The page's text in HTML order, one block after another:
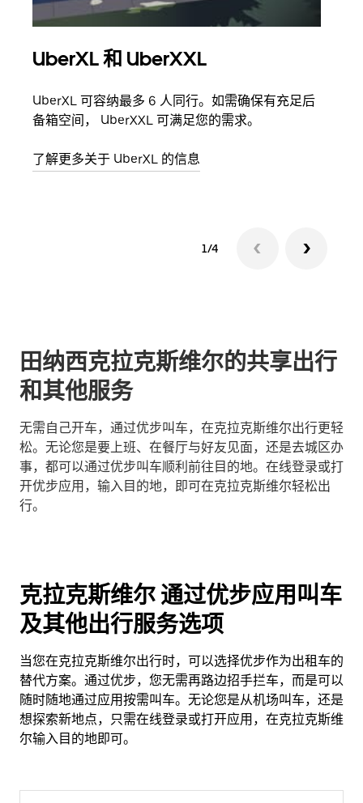
UberXL 和 UberXXL
UberXL 可容纳最多 6 人同行。如需确保有充足后
备箱空间， UberXXL 可满足您的需求。
了解更多关于 UberXL 的信息
1/4
田纳西克拉克斯维尔的共享出行
和其他服务
无需自己开车，通过优步叫车，在克拉克斯维尔出行更轻
松。无论您是要上班、在餐厅与好友见面，还是去城区办
事，都可以通过优步叫车顺利前往目的地。在线登录或打
开优步应用，输入目的地，即可在克拉克斯维尔轻松出
行。
克拉克斯维尔 通过优步应用叫车
及其他出行服务选项
当您在克拉克斯维尔出行时，可以选择优步作为出租车的
替代方案。通过优步，您无需再路边招手拦车，而是可以
随时随地通过应用按需叫车。无论您是从机场叫车，还是
想探索新地点，只需在线登录或打开应用，在克拉克斯维
尔输入目的地即可。